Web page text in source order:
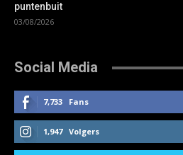
puntenbuit
03/08/2026
Social Media
7,733 Fans
1,947 Volgers